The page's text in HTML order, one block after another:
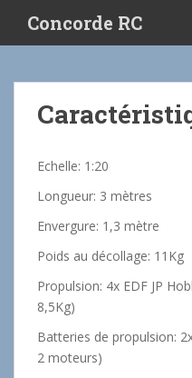
i
Concorde RC
Echelle: 1:20
Longueur: 3 mètres
Envergure: 1,3 mètre
Poids au décollage: 11Kg
Propulsion: 4x EDF JP
8,5Kg)
Batteries de propulsion:
2 moteurs)